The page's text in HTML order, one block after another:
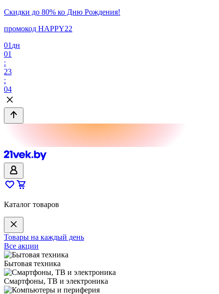
Скидки до 80% ко Дню Рождения!
промокод HAPPY22
01 дн
01
:
23
:
04
Каталог товаров
Товары на каждый день
Все акции
Бытовая техника
Смартфоны, ТВ и электроника